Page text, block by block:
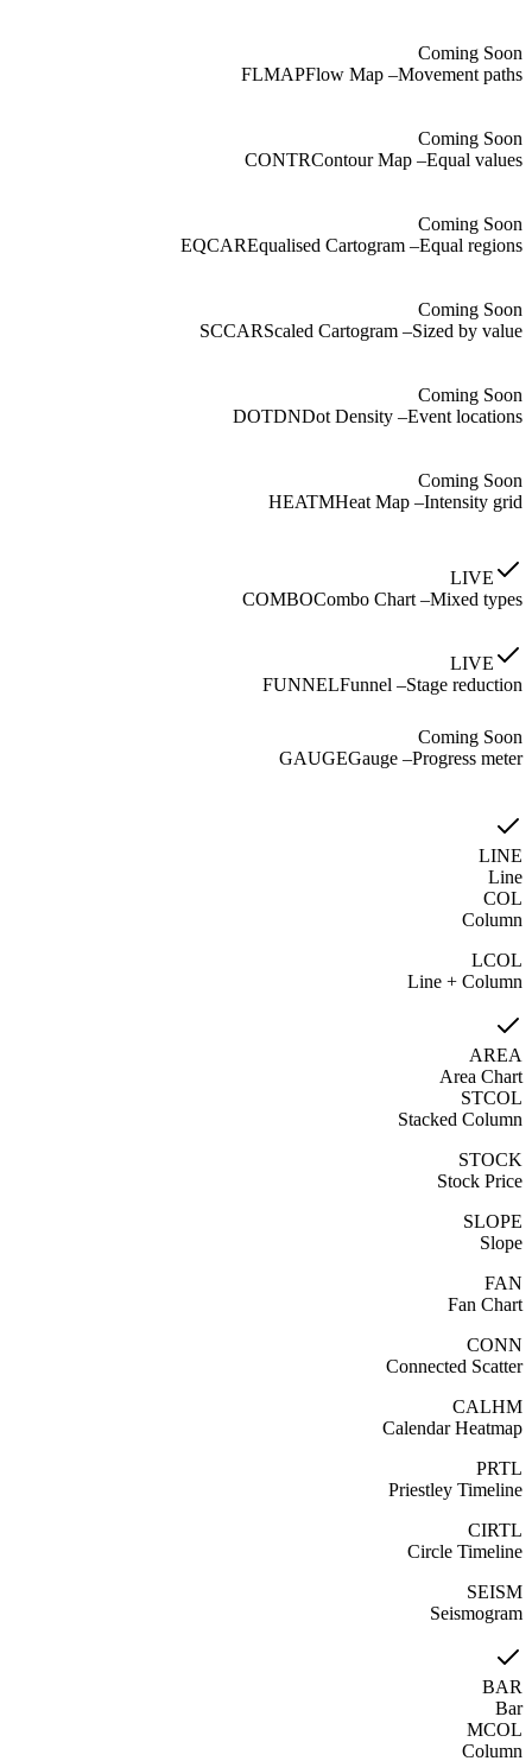
Coming Soon
FLMAPFlow Map –Movement paths
Coming Soon
CONTRContour Map –Equal values
Coming Soon
EQCAREqualised Cartogram –Equal regions
Coming Soon
SCCARScaled Cartogram –Sized by value
Coming Soon
DOTDNDot Density –Event locations
Coming Soon
HEATMHeat Map –Intensity grid
LIVE
COMBOCombo Chart –Mixed types
LIVE
FUNNELFunnel –Stage reduction
Coming Soon
GAUGEGauge –Progress meter
LINE
Line
COL
Column
LCOL
Line + Column
AREA
Area Chart
STCOL
Stacked Column
STOCK
Stock Price
SLOPE
Slope
FAN
Fan Chart
CONN
Connected Scatter
CALHM
Calendar Heatmap
PRTL
Priestley Timeline
CIRTL
Circle Timeline
SEISM
Seismogram
BAR
Bar
MCOL
Column